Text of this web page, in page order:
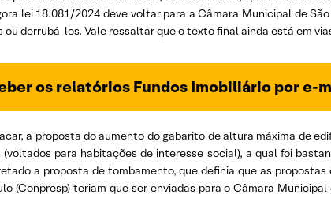
lei 18.081/2024 deve voltar para a Câmara Municipal de
derrubá-los. Vale ressaltar que o texto final ainda está em
os relatórios Fundos Imobiliário por e-
a proposta do aumento do gabarito de altura máxima de
para habitações de interesse social), a qual foi
a proposta de tombamento, que definia que as
(Conpresp) teriam que ser enviadas para o Câmara